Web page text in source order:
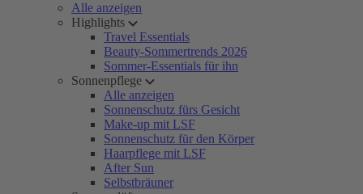
Alle anzeigen
Highlights
Travel Essentials
Beauty-Sommertrends 2026
Sommer-Essentials für ihn
Sonnenpflege
Alle anzeigen
Sonnenschutz fürs Gesicht
Make-up mit LSF
Sonnenschutz für den Körper
Haarpflege mit LSF
After Sun
Selbstbräuner